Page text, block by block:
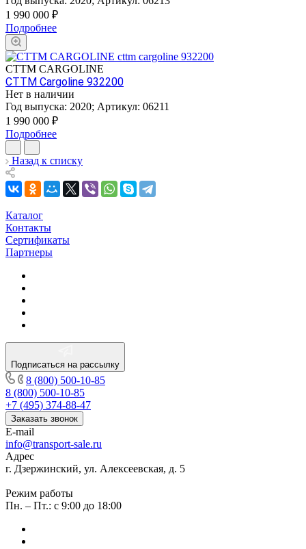
1 990 000 ₽
Подробнее
CTTM CARGOLINE
CTTM Cargoline 932200
Нет в наличии
Год выпуска: 2020; Артикул: 06211
1 990 000 ₽
Подробнее
Назад к списку
Каталог
Контакты
Сертификаты
Партнеры
Подписаться на рассылку
8 (800) 500-10-85
8 (800) 500-10-85
+7 (495) 374-88-47
Заказать звонок
E-mail
info@transport-sale.ru
Адрес
г. Дзержинский, ул. Алексеевская, д. 5
Режим работы
Пн. – Пт.: с 9:00 до 18:00